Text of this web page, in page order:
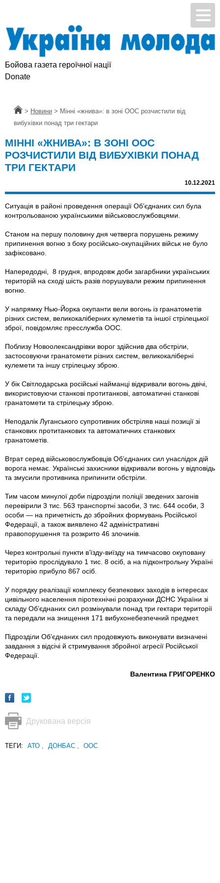
Бойова газета героїчної нації
Donate
Головна
> Новини > Міннi «жнива»: в зоні ООС розчистили від
вибухівки понад три гектари
МІННI «ЖНИВА»: В ЗОНІ ООС
РОЗЧИСТИЛИ ВІД ВИБУХІВКИ ПОНАД
ТРИ ГЕКТАРИ
10.12.2021
Cитуація в районі проведення операції Об’єднаних сил була
контрольованою українськими військовослужбовцями.
Станом на першу половину дня четверга порушень режиму
припинення вогню з боку російсько-окупаційних військ не було
зафіксовано.
Напередодні, 8 грудня, впродовж доби загарбники українських
територій на сході шість разів порушували режим припинення
вогню.
У напрямку Нью-Йорка окупанти вели вогонь iз гранатометів
різних систем, великокаліберних кулеметів та іншої стрілецької
зброї, повідомляє пресслужба ООС.
Поблизу Новоолександрівки ворог здійснив два обстріли,
застосовуючи гранатомети різних систем, великокаліберні
кулемети та іншу стрілецьку зброю.
У бік Світлодарська російські найманці відкривали вогонь двічі,
використовуючи станкові протитанкові, автоматичні станкові
гранатомети та стрілецьку зброю.
Неподалік Луганського супротивник обстріляв наші позиції зі
станкових протитанкових та автоматичних станкових
гранатометів.
Втрат серед військовослужбовців Об’єднаних сил унаслідок дій
ворога немає. Українські захисники відкривали вогонь у відповідь
та змусили противника припинити обстріли.
Тим часом минулої доби підрозділи поліції зведених загонів
перевірили 3 тис. 563 транспортні засоби, 3 тис. 644 особи, 3
особи — на причетність до збройних формувань Російської
Федерації, а також виявлено 42 адміністративні
правопорушення та розкрито 46 злочинів.
Через контрольні пункти в’їзду-виїзду на тимчасово окуповану
територію прослідувало 1 тис. 8 осіб, а на підконтрольну Україні
територію прибуло 867 осіб.
У порядку реалізації комплексу безпекових заходів в інтересах
цивільного населення піротехнічні розрахунки ДСНС України зі
складу Об’єднаних сил розмінували понад три гектари території
та передали на знищення 171 вибухонебезпечний предмет.
Підрозділи Об’єднаних сил продовжують виконувати визначені
завдання з відсічі й стримування збройної агресії Російської
Федерації.
Валентина ГРИГОРЕНКО
Друкована версія
ТЕГИ: АТО , ДОНБАС , ООС